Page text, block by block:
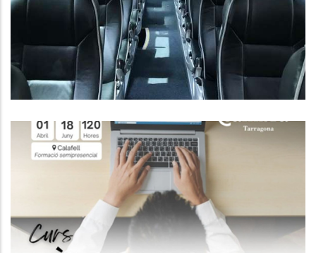
PER AL CURS 2024-25
Educació
Curs IA Per Al Màrqueting Del
Futur.
P. econòmica